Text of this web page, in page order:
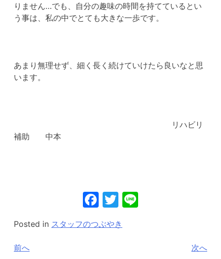
りません…でも、自分の趣味の時間を持てているとい
う事は、私の中でとても大きな一歩です。
あまり無理せず、細く長く続けていけたら良いなと思
います。
リハビリ
補助 中本
Facebook
Twitter
Posted in スタッフのつぶやき
投
前へ 次へ